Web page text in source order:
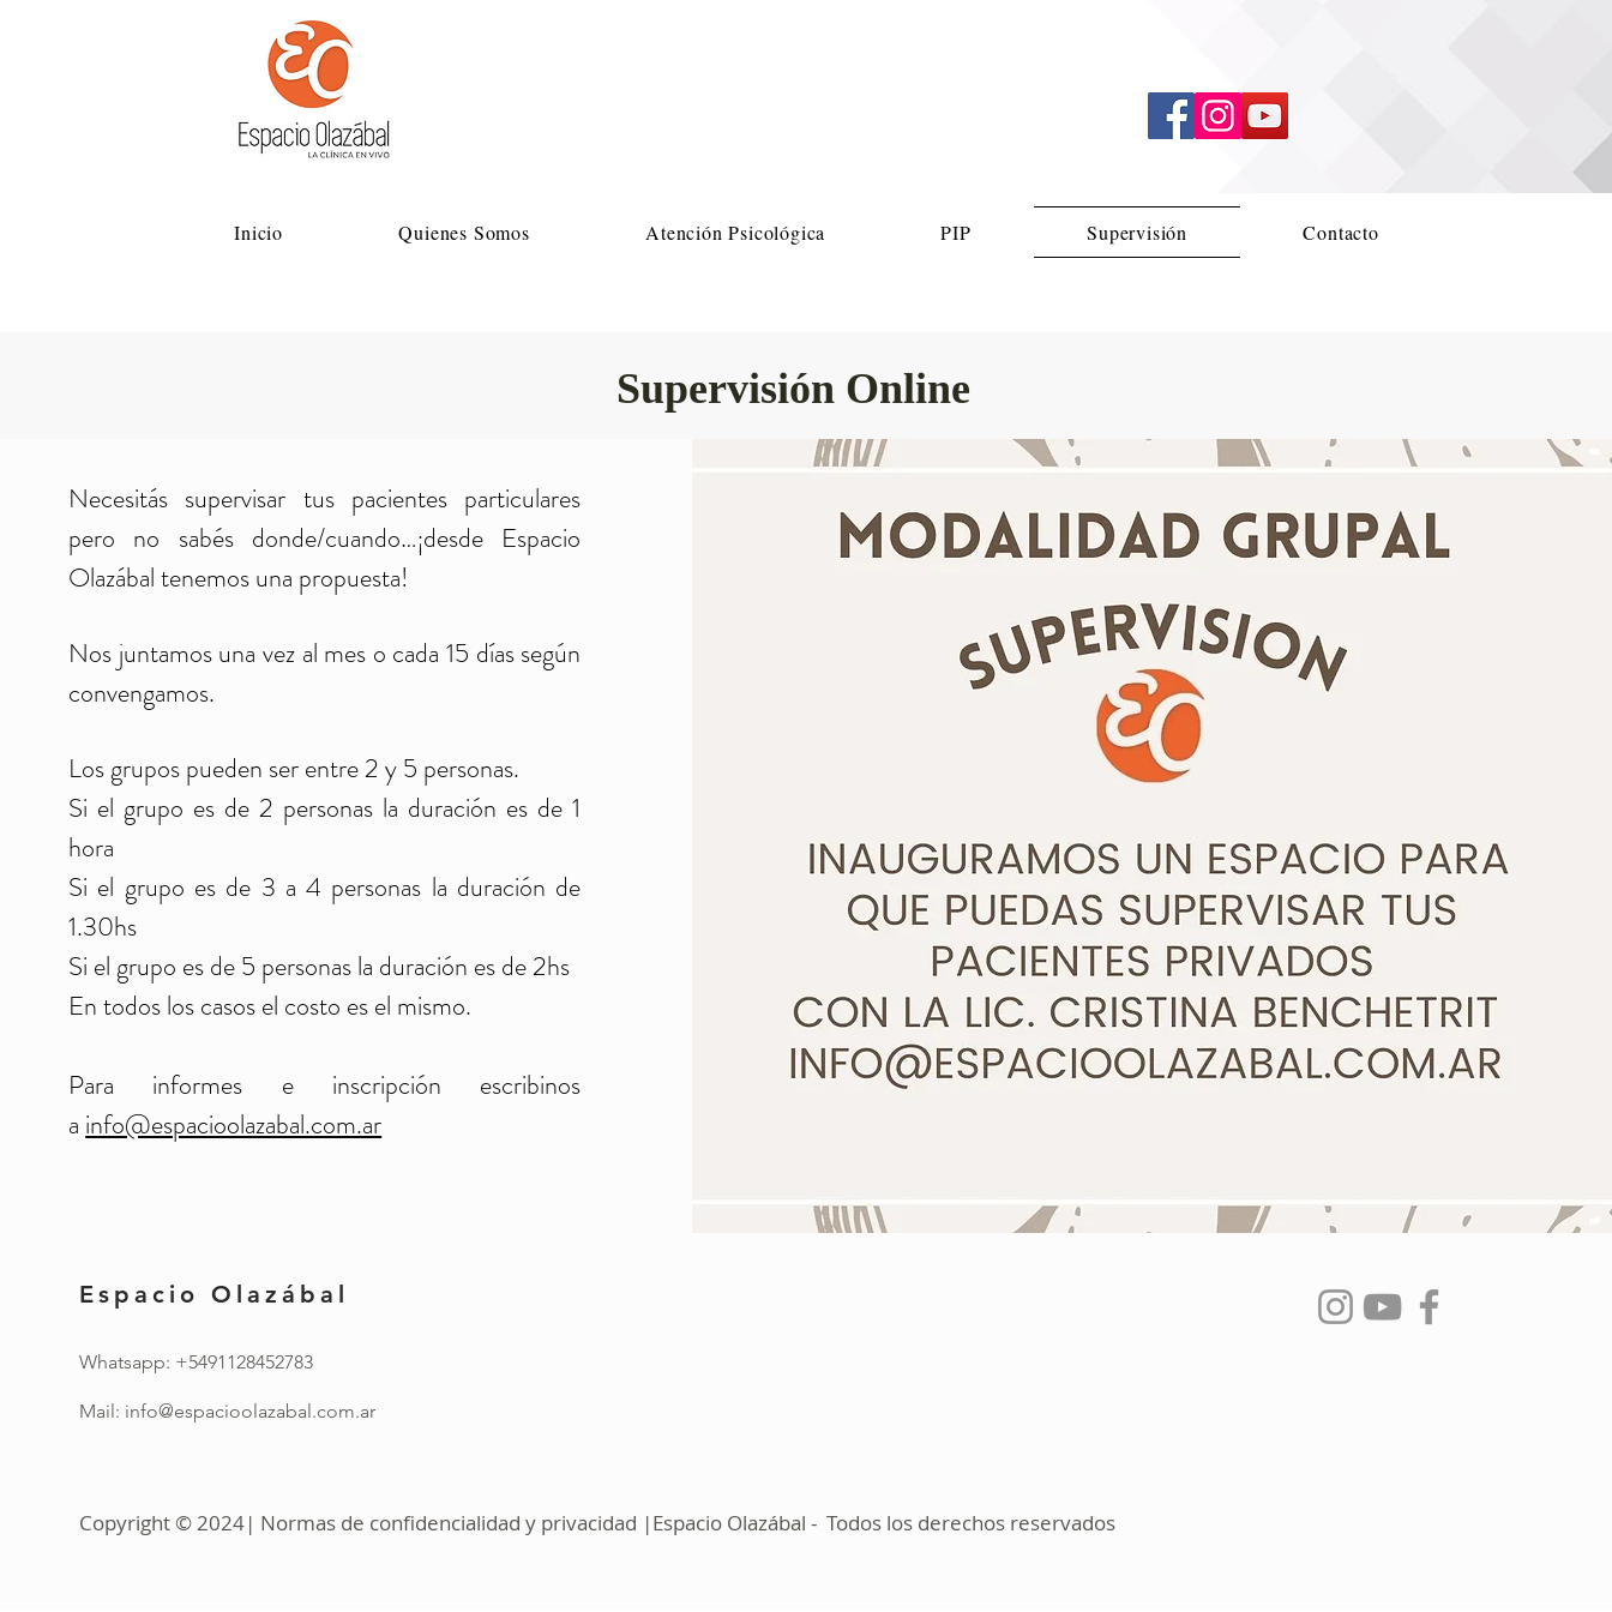
Inicio Quienes Somos Atención Psicológica PIP Supervisión Contacto
Supervisión Online
Necesitás supervisar tus pacientes particulares
pero no sabés donde/cuando…¡desde Espacio
Olazábal tenemos una propuesta!
Nos juntamos una vez al mes o cada 15 días según
convengamos.
Los grupos pueden ser entre 2 y 5 personas.
Si el grupo es de 2 personas la duración es de 1
hora
Si el grupo es de 3 a 4 personas la duración de
1.30hs
Si el grupo es de 5 personas la duración es de 2hs
En todos los casos el costo es el mismo.
Para informes e inscripción escribinos
a info@espacioolazabal.com.ar
Espacio Olazábal
Whatsapp: +5491128452783
Mail: info@espacioolazabal.com.ar
Copyright © 2024| Normas de confidencialidad y privacidad |Espacio Olazábal - Todos los derechos reservados